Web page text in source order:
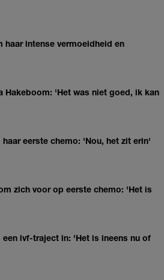
haar intense vermoeidheid en
Hakeboom: 'Het was niet goed, ik kan
eerste chemo: 'Nou, het zit erin'
zich voor op eerste chemo: 'Het is
ivf-traject in: 'Het is ineens nu of